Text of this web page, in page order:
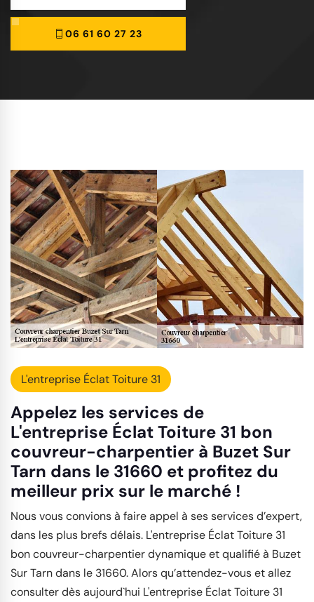
06 61 60 27 23
L'entreprise Éclat Toiture 31
Appelez les services de
L'entreprise Éclat Toiture 31 bon
couvreur-charpentier à Buzet Sur
Tarn dans le 31660 et profitez du
meilleur prix sur le marché !
Nous vous convions à faire appel à ses services d’expert,
dans les plus brefs délais. L'entreprise Éclat Toiture 31
bon couvreur-charpentier dynamique et qualifié à Buzet
Sur Tarn dans le 31660. Alors qu’attendez-vous et allez
consulter dès aujourd`hui L'entreprise Éclat Toiture 31